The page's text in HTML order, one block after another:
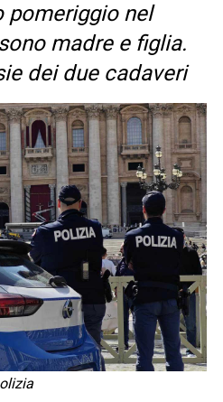
pomeriggio nel
madre e figlia.
dei due cadaveri